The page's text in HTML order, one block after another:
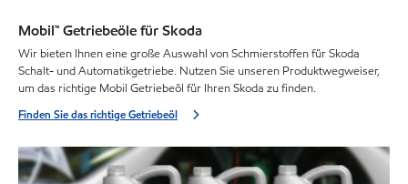
Mobil™ Getriebeöle für Skoda
Wir bieten Ihnen eine große Auswahl von Schmierstoffen für Skoda
Schalt- und Automatikgetriebe. Nutzen Sie unseren Produktwegweiser,
um das richtige Mobil Getriebeöl für Ihren Skoda zu finden.
Finden Sie das richtige Getriebeöl